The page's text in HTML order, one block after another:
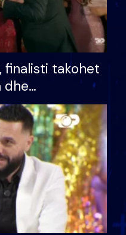
finalisti takohet
dhe
ndonjë letër